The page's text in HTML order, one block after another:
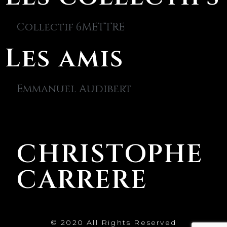
Collectif 6METTRE
Les amis
Emmanuel Audibert
CHRISTOPHE
CARRERE
© 2020 All Rights Reserved